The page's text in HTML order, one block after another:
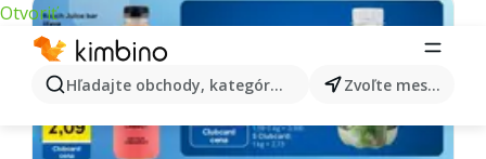
Otvoriť
Hľadajte obchody, kategórie, produkty... Zvoľte mesto